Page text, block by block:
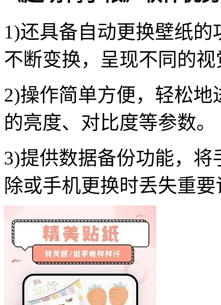
1)还具备自动更换壁纸
不断变换，呈现不同的
2)操作简单方便，轻松
的亮度、对比度等参数。
3)提供数据备份功能，
除或手机更换时丢失重